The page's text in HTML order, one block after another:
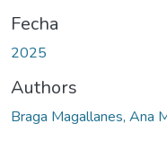
Fecha
2025
Authors
Braga Magallanes, Ana